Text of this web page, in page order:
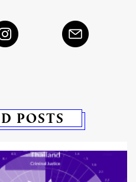
POSTS